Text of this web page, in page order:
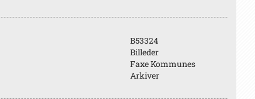
B53324
Billeder
Faxe Kommunes
Arkiver